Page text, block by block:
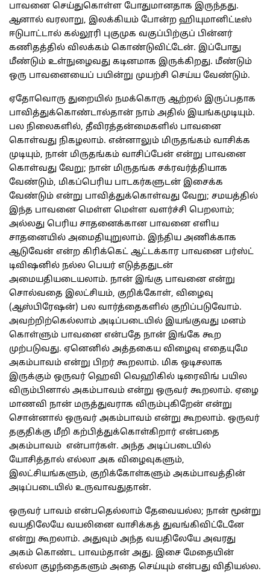
பாவனை செய்துகொள்ள போதுமானதாக இருந்தது.
ஆனால் வரலாறு, இலக்கியம் போன்ற ஹியுமானிட்டீஸ்
ஈடுபாட்டால் கல்லூரி புகுமுக வகுப்பிற்குப் பின்னர்
கணிதத்தில் விலக்கம் கொண்டுவிட்டேன். இப்போது
மீண்டும் உள்நுழைவது கடினமாக இருக்கிறது. மீண்டும்
ஒரு பாவனையைப் பயின்று முயற்சி செய்ய வேண்டும்.
ஏதோவொரு துறையில் நமக்கொரு ஆற்றல் இருப்பதாக
பாவித்துக்கொண்டால்தான் நாம் அதில் இயங்கமுடியும்.
பல நிலைகளில், தீவிரத்தன்மைகளில் பாவனை
கொள்வது நிகழலாம். என்னாலும் மிருதங்கம் வாசிக்க
முடியும், நான் மிருதங்கம் வாசிப்பேன் என்று பாவனை
கொள்வது வேறு; நான் மிருதங்க சக்ரவர்த்தியாக
வேண்டும், மிகப்பெரிய பாடகர்களுடன் இசைக்க
வேண்டும் என்று பாவித்துக்கொள்வது வேறு; சமயத்தில்
இந்த பாவனை மெள்ள மெள்ள வளர்ச்சி பெறலாம்;
அல்லது பெரிய சாதனைக்கான பாவனை எளிய
சாதனையில் அமைதியுறுலாம். இந்திய அணிக்காக
ஆடுவேன் என்ற கிரிக்கெட் ஆட்டக்கார பாவனை பர்ஸ்ட்
டிவிஷனில் நல்ல பெயர் எடுத்ததுடன்
அமையதியடையலாம். நான் இங்கு பாவனை என்று
சொல்வதை இலட்சியம், குறிக்கோள், விழைவு
(ஆஸ்பிரேஷன்) பல வார்த்தைகளில் குறிப்படுவோம்.
அவற்றிற்கெல்லாம் அடிப்படையில் இயங்குவது மனம்
கொள்ளும் பாவனை என்பதே நான் இங்கே கூற
முற்படுவது. ஏனெனில் அத்தகைய விழைவு எதையுமே
அகம்பாவம் என்று பிறர் கூறலாம். மிக ஒடிசலாக
இருக்கும் ஒருவர் ஹெவி வெஹிகில் டிரைவிங் பயில
விரும்பினால் அகம்பாவம் என்று ஒருவர் கூறலாம். ஏழை
மாணவி நான் மருத்துவராக விரும்புகிறேன் என்று
சொன்னால் ஒருவர் அகம்பாவம் என்று கூறலாம். ஒருவர்
தகுதிக்கு மீறி கற்பித்துக்கொள்கிறார் என்பதை
அகம்பாவம் என்பார்கள். அந்த அடிப்படையில்
யோசித்தால் எல்லா அக விழைவுகளும்,
இலட்சியங்களும், குறிக்கோள்களும் அகம்பாவத்தின்
அடிப்படையில் உருவாவதுதான்.
ஒருவர் பாவம் என்பதெல்லாம் தேவையல்ல; நான் மூன்று
வயதிலேயே வயலினை வாசிக்கத் துவங்கிவிட்டேனே
என்று கூறலாம். அதுவும் அந்த வயதிலேயே அவரது
அகம் கொண்ட பாவம்தான் அது. இசை மேதையின்
எல்லா குழந்தைகளும் அதை செய்யும் என்பது விதியல்ல.